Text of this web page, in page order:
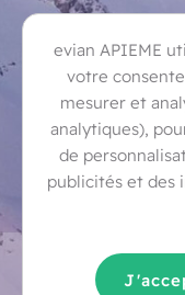
Féternes
Maxilly-sur-
Saint-Paul-en-
evian APIEME
votre
mesurer et
analytiques),
de
publicités et des